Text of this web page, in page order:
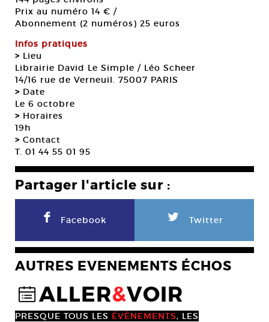
Prix au numéro 14 € /
Abonnement (2 numéros) 25 euros
Infos pratiques
> Lieu
Librairie David Le Simple / Léo Scheer
14/16 rue de Verneuil. 75007 PARIS
> Date
Le 6 octobre
> Horaires
19h
> Contact
T. 01 44 55 01 95
Partager l'article sur :
F Facebook L Twitter
AUTRES EVENEMENTS ÉCHOS
@ALLER&VOIR
PRESQUE TOUS LES ÉVÈNEMENTS, LES